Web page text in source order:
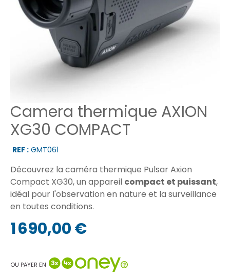
Camera thermique AXION
XG30 COMPACT
REF : GMT061
Découvrez la caméra thermique Pulsar Axion
Compact XG30, un appareil compact et puissant,
idéal pour l'observation en nature et la surveillance
en toutes conditions.
1 690,00 €
OU PAYER EN